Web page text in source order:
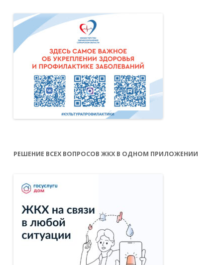
РЕШЕНИЕ ВСЕХ ВОПРОСОВ ЖКХ В ОДНОМ ПРИЛОЖЕНИИ